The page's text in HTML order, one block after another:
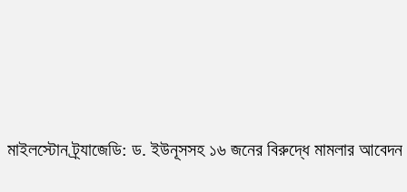
মাইলস্টোন ট্র্যাজেডি: ড. ইউনূসসহ ১৬ জনের বিরুদ্ধে মামলার আবেদন